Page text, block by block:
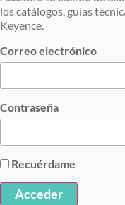
los catálogos, guías
Keyence.
Correo electrónico
Contraseña
Recuérdame
Acceder